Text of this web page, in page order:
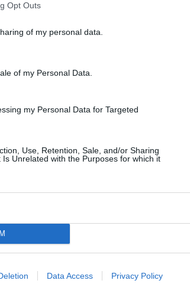
Opt Outs
of my personal data.
of my Personal Data.
my Personal Data for Targeted
Use, Retention, Sale, and/or Sharing
Unrelated with the Purposes for which it
Data Access Privacy Policy